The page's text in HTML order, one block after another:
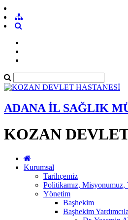
ADANA İL SAĞLIK
KOZAN
Kurumsal
Tarihçemiz
Politikamız,
Yönetim
Başhekim
Başhekim